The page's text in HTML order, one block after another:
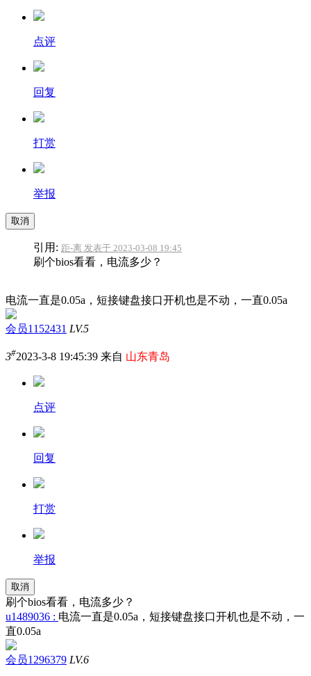
点评
回复
打赏
举报
取消
引用: 距-离 发表于 2023-03-08 19:45
刷个bios看看，电流多少？
电流一直是0.05a，短接键盘接口开机也是不动，一直0.05a
会员1152431 LV.5
3#2023-3-8 19:45:39 来自 山东青岛
点评
回复
打赏
举报
取消
刷个bios看看，电流多少？
u1489036 : 电流一直是0.05a，短接键盘接口开机也是不动，一
直0.05a
会员1296379 LV.6